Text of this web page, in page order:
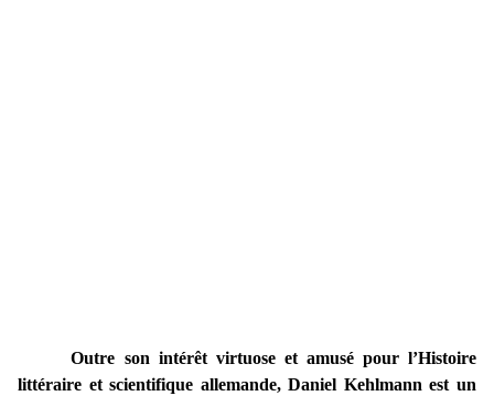
Outre son intérêt virtuose et amusé pour l’Histoire
littéraire et scientifique allemande, Daniel Kehlmann est un